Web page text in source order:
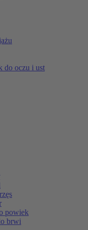
do oczu i ust
powiek
brwi